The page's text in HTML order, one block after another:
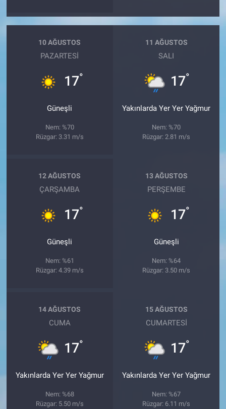
10 AĞUSTOS
PAZARTESI
17°
Güneşli
Nem: %70
Rüzgar: 3.31 m/s
11 AĞUSTOS
SALI
17°
Yakınlarda Yer Yer Yağmur
Nem: %70
Rüzgar: 2.81 m/s
12 AĞUSTOS
ÇARŞAMBA
17°
Güneşli
Nem: %61
Rüzgar: 4.39 m/s
13 AĞUSTOS
PERŞEMBE
17°
Güneşli
Nem: %64
Rüzgar: 3.50 m/s
14 AĞUSTOS
CUMA
17°
Yakınlarda Yer Yer Yağmur
Nem: %68
Rüzgar: 5.50 m/s
15 AĞUSTOS
CUMARTESI
17°
Yakınlarda Yer Yer Yağmur
Nem: %67
Rüzgar: 6.11 m/s